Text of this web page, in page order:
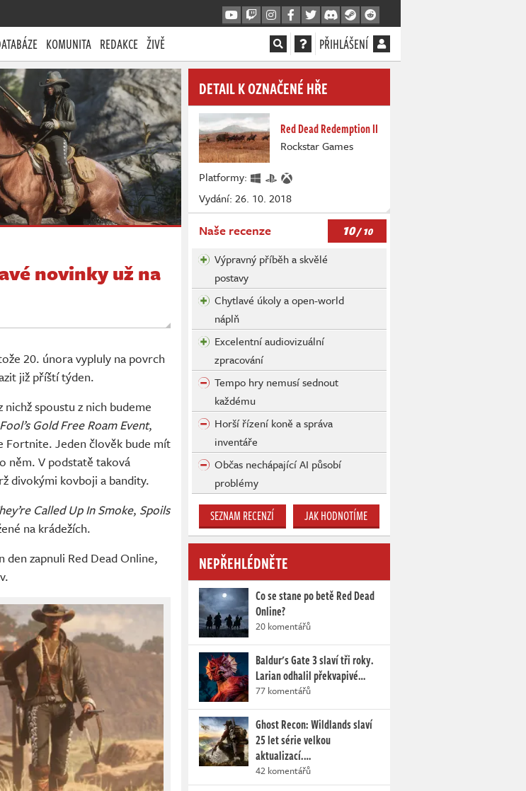
KOMUNITA REDAKCE ŽIVĚ PŘIHLÁŠENÍ
novinky už na
20. února vypluly na povrch
již příští týden.
nichž spoustu z nich budeme
Fool’s Gold Free Roam Event,
Fortnite. Jeden člověk bude mít
něm. V podstatě taková
divokými kovboji a bandity.
Called Up In Smoke, Spoils
na krádežích.
zapnuli Red Dead Online,
DETAIL K OZNAČENÉ HŘE
Red Dead Redemption II
Rockstar Games
Platformy:
Vydání: 26. 10. 2018
Naše recenze 10/ 10
Výpravný příběh a skvělé
postavy
Chytlavé úkoly a open-world
náplň
Excelentní audiovizuální
zpracování
Tempo hry nemusí sednout
každému
Horší řízení koně a správa
inventáře
Občas nechápající AI působí
problémy
SEZNAM RECENZÍ JAK HODNOTÍME
NEPŘEHLÉDNĚTE
Co se stane po betě Red Dead
Online?
20 komentářů
Baldur's Gate 3 slaví tři roky.
Larian odhalil překvapivé…
77 komentářů
Ghost Recon: Wildlands slaví
25 let série velkou
aktualizací.…
42 komentářů